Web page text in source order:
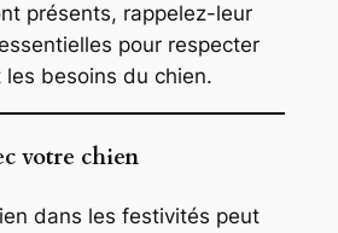
présents, rappelez-leur
pour respecter
les besoins du chien.
votre chien
dans les festivités peut